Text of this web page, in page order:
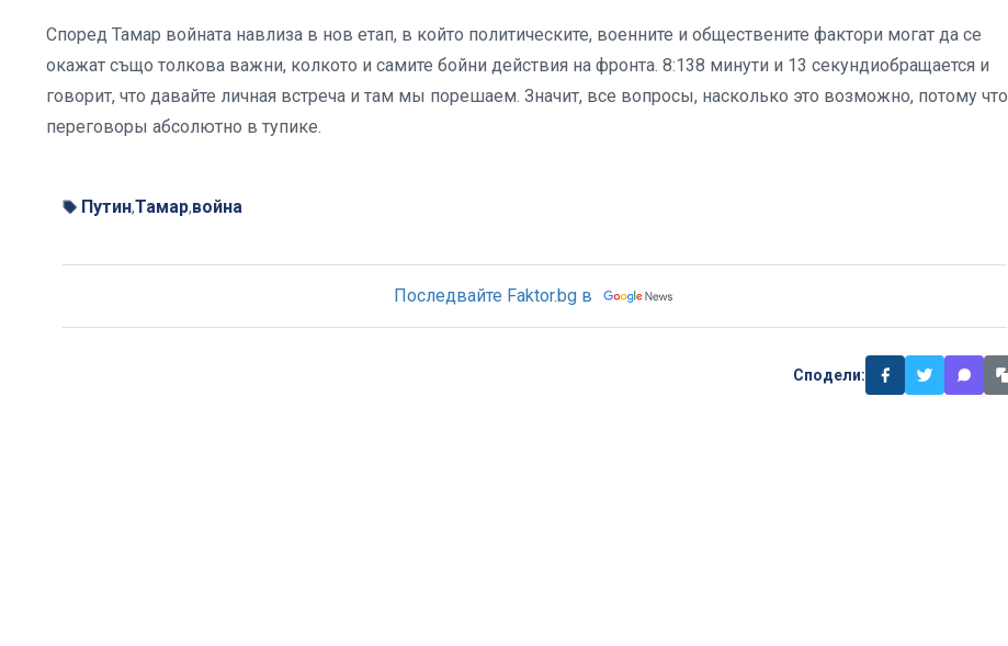
Според Тамар войната навлиза в нов етап, в който политическите, военните и обществените фактори могат да се
окажат също толкова важни, колкото и самите бойни действия на фронта. 8:138 минути и 13 секундиобращается и
говорит, что давайте личная встреча и там мы порешаем. Значит, все вопросы, насколько это возможно, потому что
переговоры абсолютно в тупике.
Путин,Тамар,война
Последвайте Faktor.bg в
Сподели: